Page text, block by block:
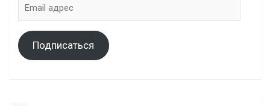
адрес
Подписаться